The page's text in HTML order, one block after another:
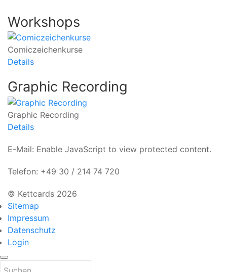
Workshops
Comiczeichenkurse
Details
Graphic Recording
Graphic Recording
Details
E-Mail: Enable JavaScript to view protected content.
Telefon: +49 30 / 214 74 720
© Kettcards 2026
Sitemap
Impressum
Datenschutz
Login